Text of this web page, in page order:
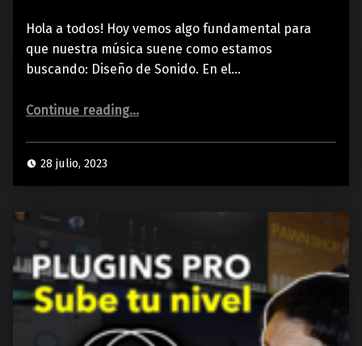
Hola a todos! Hoy vemos algo fundamental para
que nuestra música suene como estamos
buscando: Diseño de Sonido. En el…
Continue reading“DISEÑO de SONIDO DESDE CERO | Usando Samples y Sintetizadores”
…
28 julio, 2023